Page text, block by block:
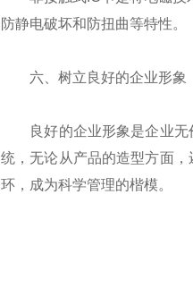
防静电破坏和防扭曲等特性。
六、树立良好的企业形象
良好的企业形象是企业无价
统，无论从产品的造型方面
环，成为科学管理的楷模。